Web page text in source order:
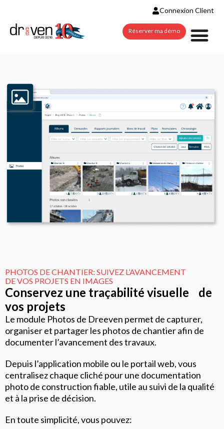
Connexion Client
Réserver ma démo
PHOTOS DE CHANTIER: SUIVEZ L’AVANCEMENT
DE VOS PROJETS EN IMAGES
Conservez une traçabilité visuelle de
vos projets
Le module Photos de Dreeven permet de capturer,
organiser et partager les photos de chantier afin de
documenter l’avancement des travaux.
Depuis l’application mobile ou le portail web, vous
centralisez chaque cliché pour une documentation
photo de construction fiable, utile au suivi de la qualité
et à la prise de décision.
En toute simplicité, vous pouvez: